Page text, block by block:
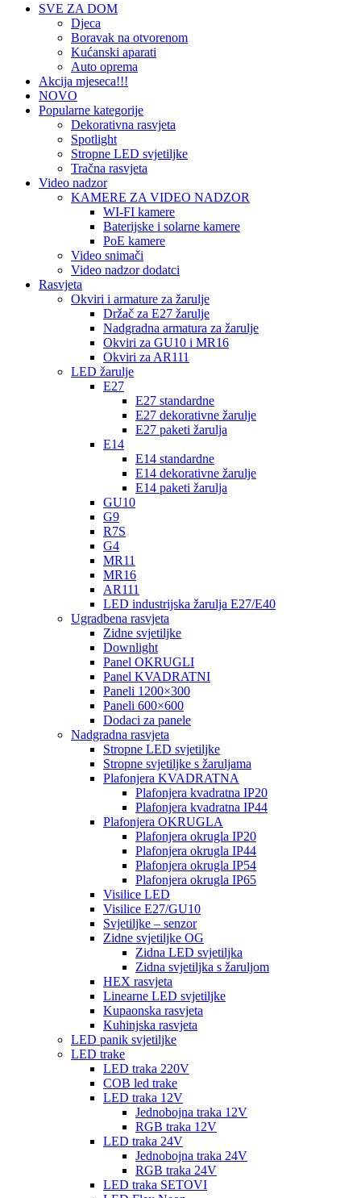
SVE ZA DOM
Djeca
Boravak na otvorenom
Kućanski aparati
Auto oprema
Akcija mjeseca!!!
NOVO
Popularne kategorije
Dekorativna rasvjeta
Spotlight
Stropne LED svjetiljke
Tračna rasvjeta
Video nadzor
KAMERE ZA VIDEO NADZOR
WI-FI kamere
Baterijske i solarne kamere
PoE kamere
Video snimači
Video nadzor dodatci
Rasvjeta
Okviri i armature za žarulje
Držač za E27 žarulje
Nadgradna armatura za žarulje
Okviri za GU10 i MR16
Okviri za AR111
LED žarulje
E27
E27 standardne
E27 dekorativne žarulje
E27 paketi žarulja
E14
E14 standardne
E14 dekorativne žarulje
E14 paketi žarulja
GU10
G9
R7S
G4
MR11
MR16
AR111
LED industrijska žarulja E27/E40
Ugradbena rasvjeta
Zidne svjetiljke
Downlight
Panel OKRUGLI
Panel KVADRATNI
Paneli 1200×300
Paneli 600×600
Dodaci za panele
Nadgradna rasvjeta
Stropne LED svjetiljke
Stropne svjetiljke s žaruljama
Plafonjera KVADRATNA
Plafonjera kvadratna IP20
Plafonjera kvadratna IP44
Plafonjera OKRUGLA
Plafonjera okrugla IP20
Plafonjera okrugla IP44
Plafonjera okrugla IP54
Plafonjera okrugla IP65
Visilice LED
Visilice E27/GU10
Svjetiljke – senzor
Zidne svjetiljke OG
Zidna LED svjetiljka
Zidna svjetiljka s žaruljom
HEX rasvjeta
Linearne LED svjetiljke
Kupaonska rasvjeta
Kuhinjska rasvjeta
LED panik svjetiljke
LED trake
LED traka 220V
COB led trake
LED traka 12V
Jednobojna traka 12V
RGB traka 12V
LED traka 24V
Jednobojna traka 24V
RGB traka 24V
LED traka SETOVI